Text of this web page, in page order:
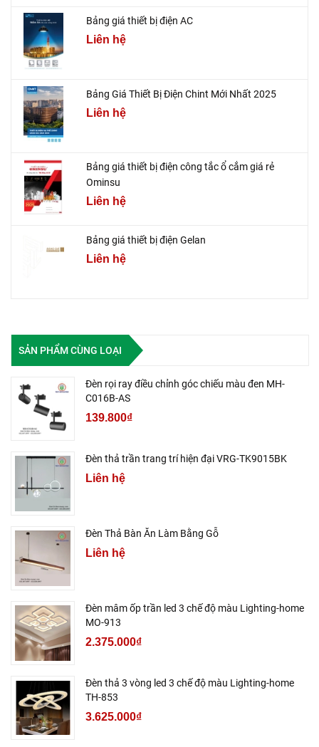
Bảng giá thiết bị điện AC
Liên hệ
Bảng Giá Thiết Bị Điện Chint Mới Nhất 2025
Liên hệ
Bảng giá thiết bị điện công tắc ổ cắm giá rẻ
Ominsu
Liên hệ
Bảng giá thiết bị điện Gelan
Liên hệ
SẢN PHẨM CÙNG LOẠI
Đèn rọi ray điều chỉnh góc chiếu màu đen MH-
C016B-AS
139.800₫
Đèn thả trần trang trí hiện đại VRG-TK9015BK
Liên hệ
Đèn Thả Bàn Ăn Làm Bằng Gỗ
Liên hệ
Đèn mâm ốp trần led 3 chế độ màu Lighting-home
MO-913
2.375.000₫
Đèn thả 3 vòng led 3 chế độ màu Lighting-home
TH-853
3.625.000₫